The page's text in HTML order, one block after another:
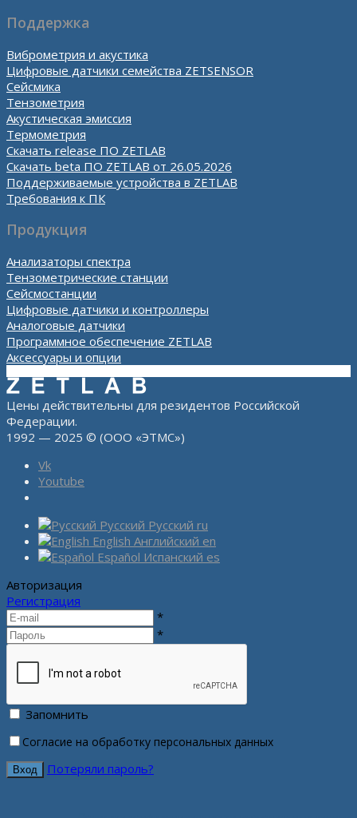
Поддержка
Виброметрия и акустика
Цифровые датчики семейства ZETSENSOR
Сейсмика
Тензометрия
Акустическая эмиссия
Термометрия
Скачать release ПО ZETLAB
Скачать beta ПО ZETLAB от 26.05.2026
Поддерживаемые устройства в ZETLAB
Требования к ПК
Продукция
Анализаторы спектра
Тензометрические станции
Сейсмостанции
Цифровые датчики и контроллеры
Аналоговые датчики
Программное обеспечение ZETLAB
Аксессуары и опции
Цены действительны для резидентов Российской
Федерации.
1992 — 2025 © (ООО «ЭТМС»)
Vk
Youtube
Русский Русский ru
English Английский en
Español Испанский es
Авторизация
Регистрация
*
*
Запомнить
Согласие на обработку персональных данных
Потеряли пароль?